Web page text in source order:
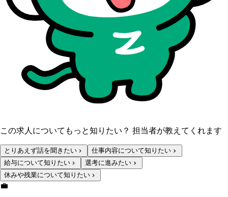
この求人についてもっと知りたい？ 担当者が教えてくれます
とりあえず話を聞きたい
仕事内容について知りたい
給与について知りたい
選考に進みたい
休みや残業について知りたい
💼